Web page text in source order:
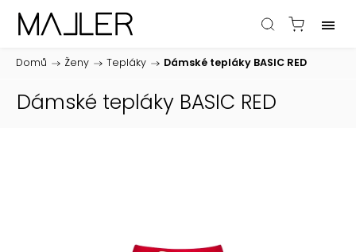
Domů / Ženy / Tepláky / Dámské tepláky BASIC RED
Dámské tepláky BASIC RED